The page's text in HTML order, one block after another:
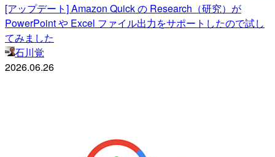
[アップデート] Amazon Quick の Research（研究）が
PowerPoint や Excel ファイル出力をサポートしたので試し
てみました
石川覚
2026.06.26